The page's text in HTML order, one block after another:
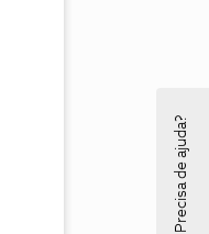
Precisa de ajuda?